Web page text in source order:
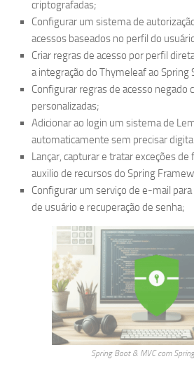
criptografadas;
Configurar um sistema de
acessos baseados no perfil do
Criar regras de acesso por perfil
a integração do Thymeleaf ao Spring
Configurar regras de acesso negado
personalizadas;
Adicionar ao login um sistema de
automaticamente sem precisar
Lançar, capturar e tratar exceções
auxilio de recursos do Spring
Configurar um serviço de e-mail
de usuário e recuperação de senha;
Spring Boot & MVC com